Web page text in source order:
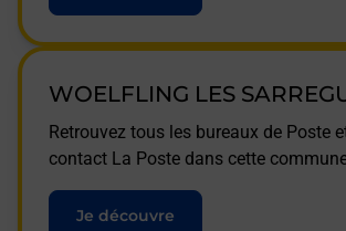
WOELFLING LES
Retrouvez tous les bureaux de Poste
contact La Poste dans cette
Je découvre